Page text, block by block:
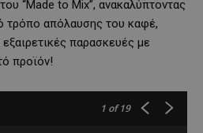
“Made to Mix”, ανακαλύπτοντας
τρόπο απόλαυσης του καφέ,
παρασκευές με
προϊόν!
1 of 19